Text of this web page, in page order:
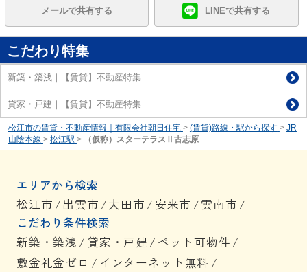
メールで共有する LINEで共有する
こだわり特集
新築・築浅｜【賃貸】不動産特集
貸家・戸建｜【賃貸】不動産特集
松江市の賃貸・不動産情報｜有限会社朝日住宅 > (賃貸)路線・駅から探す > JR
山陰本線 > 松江駅 > （仮称）スターテラスⅡ古志原
エリアから検索
松江市 / 出雲市 /大田市 / 安来市 /雲南市 /
こだわり条件検索
新築・築浅 / 貸家・戸建/ ペット可物件 /
敷金礼金ゼロ / インターネット無料 /